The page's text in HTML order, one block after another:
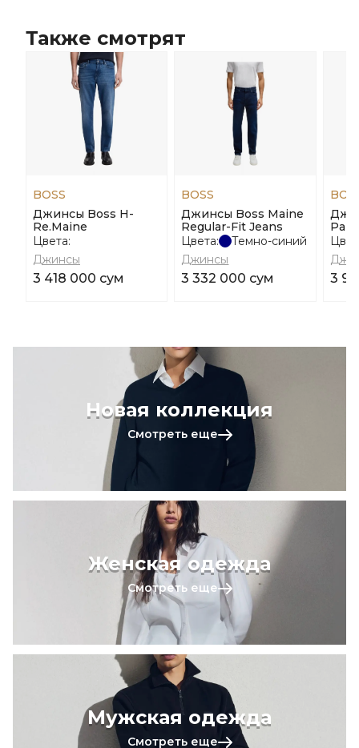
Также смотрят
BOSS
Джинсы Boss H-
Re.Maine
Цвета:
Джинсы
3 418 000 сум
BOSS
Джинсы Boss Maine
Regular-Fit Jeans
Цвета:
Темно-синий
Джинсы
3 332 000 сум 3
Новая коллекция
Смотреть еще
Женская одежда
Смотреть еще
Мужская одежда
Смотреть еще